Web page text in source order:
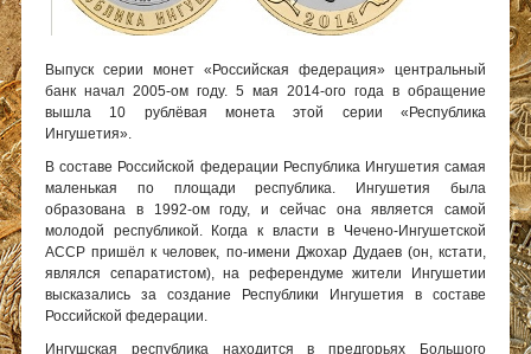
Выпуск серии монет «Российская федерация» центральный
банк начал 2005-ом году. 5 мая 2014-ого года в обращение
вышла 10 рублёвая монета этой серии «Республика
Ингушетия».
В составе Российской федерации Республика Ингушетия самая
маленькая по площади республика. Ингушетия была
образована в 1992-ом году, и сейчас она является самой
молодой республикой. Когда к власти в Чечено-Ингушетской
АССР пришёл к человек, по-имени Джохар Дудаев (он, кстати,
являлся сепаратистом), на референдуме жители Ингушетии
высказались за создание Республики Ингушетия в составе
Российской федерации.
Ингушская республика находится в предгорьях Большого